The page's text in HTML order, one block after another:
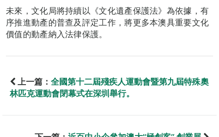
未來，文化局將持續以《文化遺產保護法》為依據，有
序推進動產的普查及評定工作，將更多本澳具重要文化
價值的動產納入法律保護。
上一篇： 全國第十二屆殘疾人運動會暨第九屆特殊奧
林匹克運動會閉幕式在深圳舉行。